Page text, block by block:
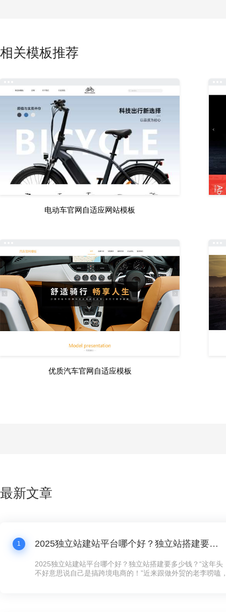
相关模板推荐
电动车官网自适应网站模板
优质汽车官网自适应模板
最新文章
1 2025独立站建站平台哪个好？独立站搭建要多少钱？
2025独立站建站平台哪个好？独立站搭建要多少钱？“这年头
不好意思说自己是搞跨境电商的！”近来跟做外贸的老李唠嗑